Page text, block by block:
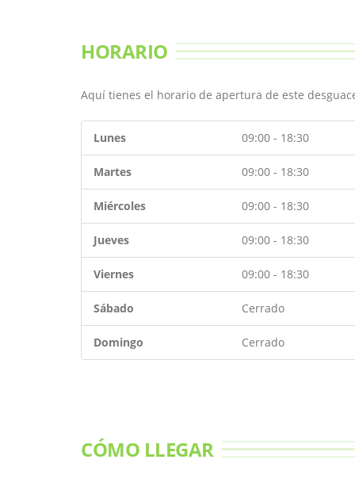
HORARIO
Aquí tienes el horario de apertura de este
Lunes 09:00 - 18:30
Martes 09:00 - 18:30
Miércoles 09:00 - 18:30
Jueves 09:00 - 18:30
Viernes 09:00 - 18:30
Sábado Cerrado
Domingo Cerrado
CÓMO LLEGAR